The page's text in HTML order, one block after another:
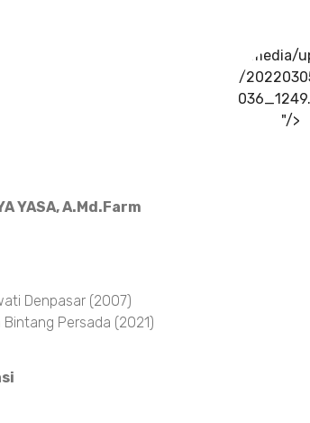
../media/
/
"/>
YASA, A.Md.Farm
Denpasar (2007)
Persada (2021)